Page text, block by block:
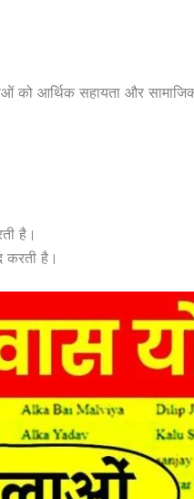
को आर्थिक सहायता और
है।
करती है।